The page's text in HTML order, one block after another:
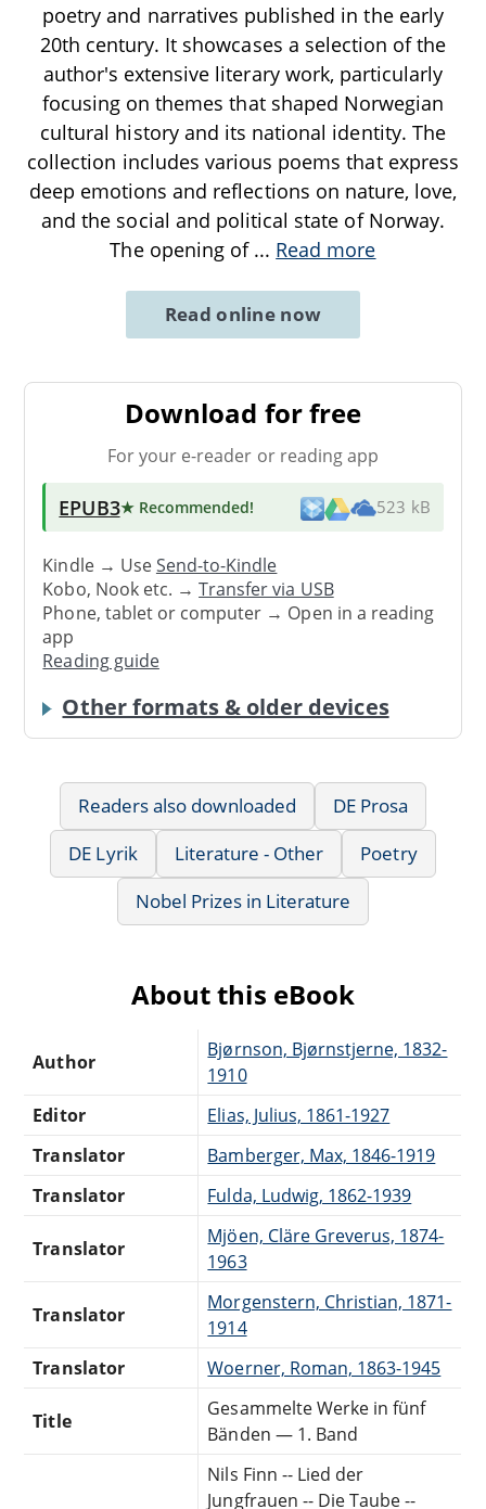
poetry and narratives published in the early
20th century. It showcases a selection of the
author's extensive literary work, particularly
focusing on themes that shaped Norwegian
cultural history and its national identity. The
collection includes various poems that express
deep emotions and reflections on nature, love,
and the social and political state of Norway.
The opening of ... Read more
Read online now
Download for free
For your e-reader or reading app
EPUB3★ Recommended! 523 kB
Kindle → UseSend-to-Kindle
Kobo, Nook etc. →Transfer via USB
Phone, tablet or computer → Open in a reading
app
Reading guide
Other formats & older devices
Readers also downloaded
DE Prosa
DE Lyrik
Literature - Other
Poetry
Nobel Prizes in Literature
About this eBook
Author
Bjørnson, Bjørnstjerne, 1832-
1910
Editor
Elias, Julius, 1861-1927
Translator
Bamberger, Max, 1846-1919
Translator
Fulda, Ludwig, 1862-1939
Translator
Mjöen, Cläre Greverus, 1874-
1963
Translator
Morgenstern, Christian, 1871-
1914
Translator
Woerner, Roman, 1863-1945
Title
Gesammelte Werke in fünf
Bänden — 1. Band
Nils Finn -- Lied der
Jungfrauen -- Die Taube --